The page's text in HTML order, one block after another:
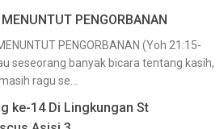
PENGORBANAN
PENGORBANAN (Yoh 21:15-
seseorang banyak bicara tentang kasih,
ragu se...
ke-14 Di Lingkungan St